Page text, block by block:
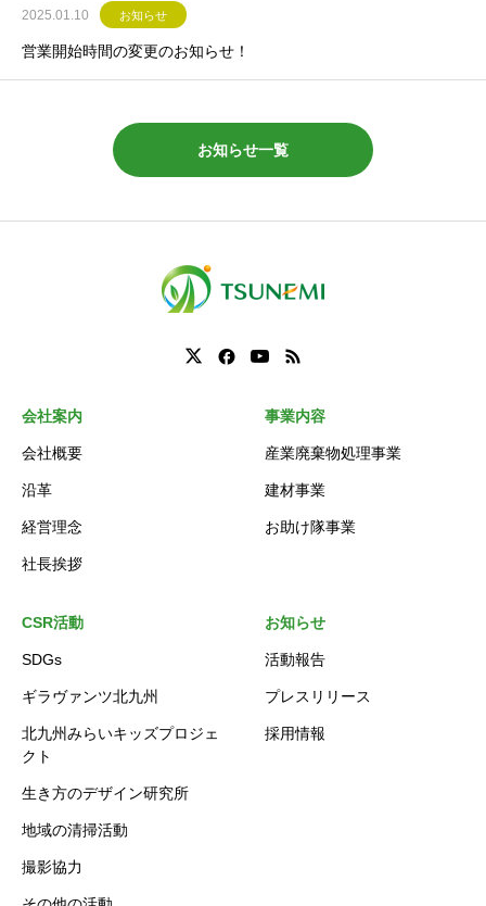
2025.01.10 お知らせ
営業開始時間の変更のお知らせ！
お知らせ一覧
会社案内
会社概要
沿革
経営理念
社長挨拶
事業内容
産業廃棄物処理事業
建材事業
お助け隊事業
CSR活動
SDGs
ギラヴァンツ北九州
北九州みらいキッズプロジェ
クト
生き方のデザイン研究所
地域の清掃活動
撮影協力
お知らせ
活動報告
プレスリリース
採用情報